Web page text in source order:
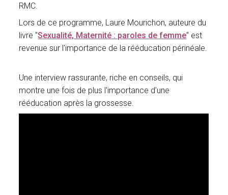
RMC.
Lors de ce programme, Laure Mourichon, auteure du
livre "Sexualité, Maternité : paroles de femme" est
revenue sur l'importance de la rééducation périnéale.
Une interview rassurante, riche en conseils, qui
montre une fois de plus l'importance d'une
rééducation après la grossesse.